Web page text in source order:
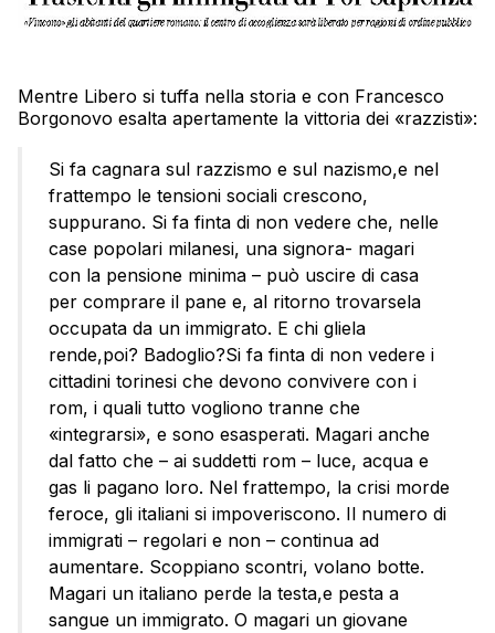
Mentre Libero si tuffa nella storia e con Francesco
Borgonovo esalta apertamente la vittoria dei «razzisti»:
Si fa cagnara sul razzismo e sul nazismo,e nel
frattempo le tensioni sociali crescono,
suppurano. Si fa finta di non vedere che, nelle
case popolari milanesi, una signora- magari
con la pensione minima – può uscire di casa
per comprare il pane e, al ritorno trovarsela
occupata da un immigrato. E chi gliela
rende,poi? Badoglio?Si fa finta di non vedere i
cittadini torinesi che devono convivere con i
rom, i quali tutto vogliono tranne che
«integrarsi», e sono esasperati. Magari anche
dal fatto che – ai suddetti rom – luce, acqua e
gas li pagano loro. Nel frattempo, la crisi morde
feroce, gli italiani si impoveriscono. Il numero di
immigrati – regolari e non – continua ad
aumentare. Scoppiano scontri, volano botte.
Magari un italiano perde la testa,e pesta a
sangue un immigrato. O magari un giovane